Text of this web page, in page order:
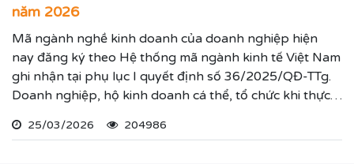
năm 2026
Mã ngành nghề kinh doanh của doanh nghiệp hiện
nay đăng ký theo Hệ thống mã ngành kinh tế Việt Nam
ghi nhận tại phụ lục I quyết định số 36/2025/QĐ-TTg.
Doanh nghiệp, hộ kinh doanh cá thể, tổ chức khi thực
ghi nhận lĩnh vực hoạt động, ngành nghề kinh doanh
25/03/2026 204986